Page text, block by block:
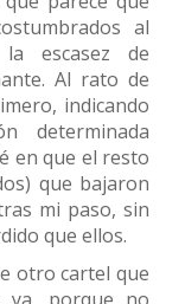
al
escasez de
Al rato de
indicando
determinada
en que el resto
que bajaron
mi paso, sin
que ellos.
otro cartel que